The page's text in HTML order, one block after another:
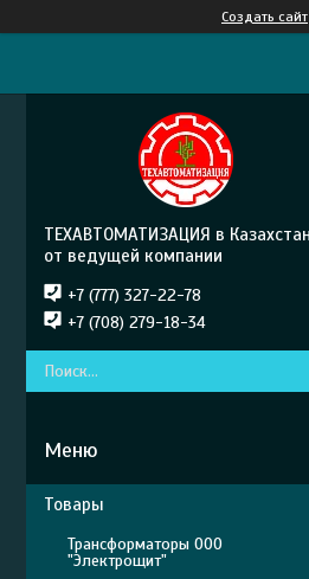
Создать сайт
ТЕХАВТОМАТИЗАЦИЯ в
от ведущей компании
+7 (777) 327-22-78
+7 (708) 279-18-34
Товары
Трансформаторы ООО
"Электрощит"